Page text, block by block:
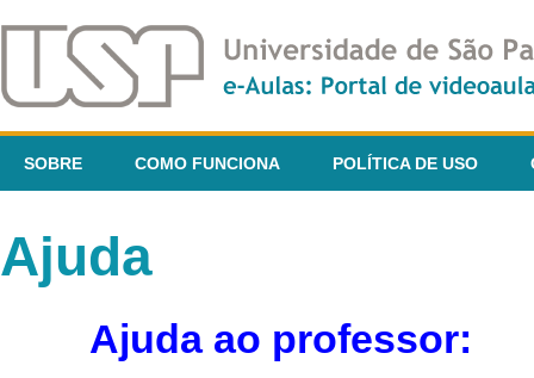
SOBRE COMO FUNCIONA POLÍTICA DE USO
Ajuda
Ajuda ao professor: